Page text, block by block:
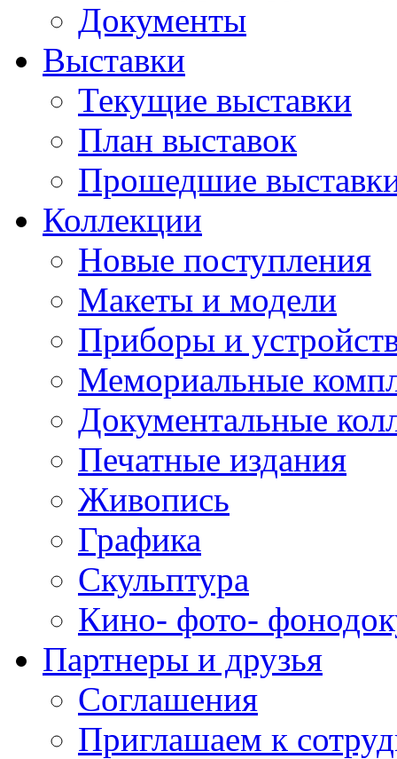
Документы
Выставки
Текущие выставки
План выставок
Прошедшие
Коллекции
Новые поступления
Макеты и модели
Приборы и
Мемориальные
Документальные
Печатные издания
Живопись
Графика
Скульптура
Кино- фото-
Партнеры и друзья
Соглашения
Приглашаем к